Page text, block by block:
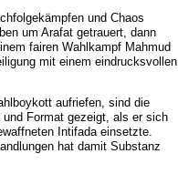
und Chaos
um Arafat getrauert, dann
fairen Wahlkampf Mahmud
mit einem eindrucksvollen
aufriefen, sind die
Format gezeigt, als er sich
Intifada einsetzte.
hat damit Substanz